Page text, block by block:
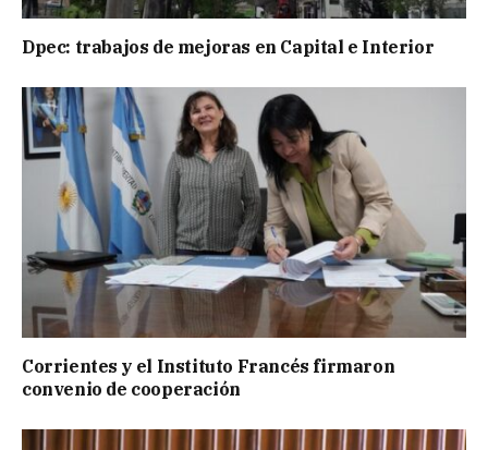
Dpec: trabajos de mejoras en Capital e Interior
Corrientes y el Instituto Francés firmaron
convenio de cooperación